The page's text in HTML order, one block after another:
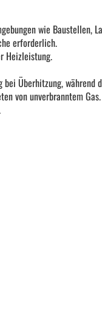
wie Baustellen,
erforderlich.
Heizleistung.
Überhitzung, während
von unverbranntem Gas.